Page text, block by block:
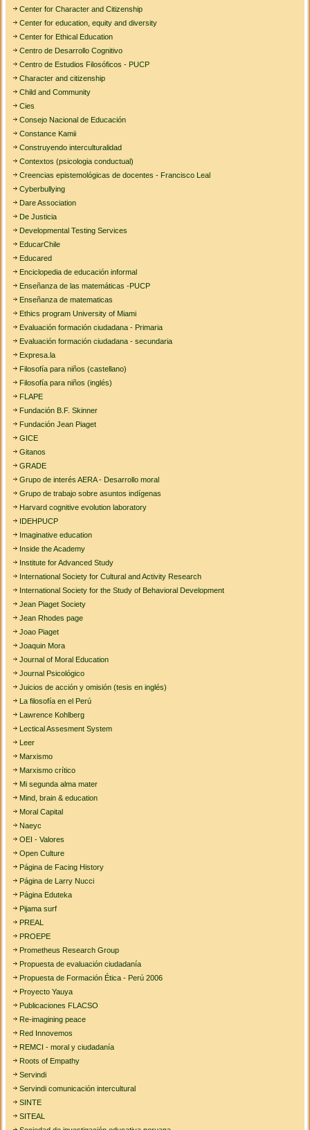
Center for Character and Citizenship
Center for education, equity and diversity
Center for Ethical Education
Centro de Desarrollo Cognitivo
Centro de Estudios Filosóficos - PUCP
Character and citizenship
Child and Community
Cies
Consejo Nacional de Educación
Constance Kamii
Construyendo interculturalidad
Contextos (psicologia conductual)
Creencias epistemológicas de docentes - Francisco Leal
Cyberbullying
Dare Association
De Justicia
Developmental Testing Services
EducarChile
Educared
Enciclopedia de educación informal
Enseñanza de las matemáticas -PUCP
Enseñanza de matematicas
Ethics program University of Miami
Evaluación formación ciudadana - Primaria
Evaluación formación ciudadana - secundaria
Expresa.la
Filosofía para niños (castellano)
Filosofía para niños (inglés)
FLAPE
Fundación B.F. Skinner
Fundación Jean Piaget
GICE
Gitanos
GRADE
Grupo de interés AERA - Desarrollo moral
Grupo de trabajo sobre asuntos indígenas
Harvard cognitive evolution laboratory
IDEHPUCP
Imaginative education
Inside the Academy
Institute for Advanced Study
International Society for Cultural and Activity Research
International Society for the Study of Behavioral Development
Jean Piaget Society
Jean Rhodes page
Joao Piaget
Joaquin Mora
Journal of Moral Education
Journal Psicológico
Juicios de acción y omisión (tesis en inglés)
La filosofía en el Perú
Lawrence Kohlberg
Lectical Assesment System
Leer
Marxismo
Marxismo crítico
Mi segunda alma mater
Mind, brain & education
Moral Capital
Naeyc
OEI - Valores
Open Culture
Página de Facing History
Página de Larry Nucci
Página Eduteka
Pijama surf
PREAL
PROEPE
Prometheus Research Group
Propuesta de evaluación ciudadanía
Propuesta de Formación Ética - Perú 2006
Proyecto Yauya
Publicaciones FLACSO
Re-imagining peace
Red Innovemos
REMCI - moral y ciudadanía
Roots of Empathy
Servindi
Servindi comunicación intercultural
SINTE
SITEAL